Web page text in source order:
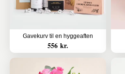
Gavekurv til en hyggeaften
556 kr.